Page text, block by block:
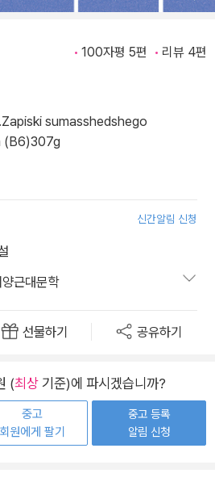
100자평 5편 리뷰 4편
sumasshedshego
(B6)307g
신간알림 신청
근대문학
선물하기 공유하기
(최상 기준)에 파시겠습니까?
중고
회원에게 팔기
중고 등록
알림 신청